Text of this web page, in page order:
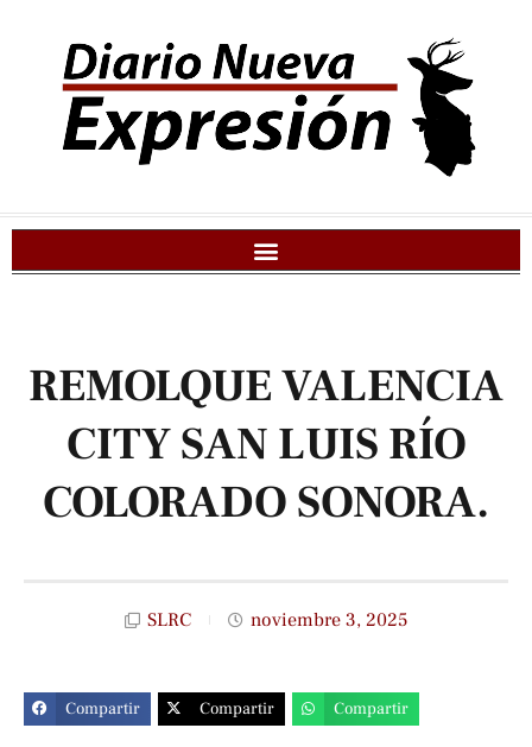
REMOLQUE VALENCIA
CITY SAN LUIS RÍO
COLORADO SONORA.
SLRC noviembre 3, 2025
Compartir Compartir Compartir